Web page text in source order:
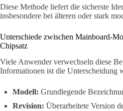
Diese Methode liefert die sicherste
insbesondere bei älteren oder stark
Unterschiede zwischen Mainboard-
Chipsatz
Viele Anwender verwechseln diese
Informationen ist die Unterscheidung
Modell: Grundlegende
Revision: Überarbeitete Version